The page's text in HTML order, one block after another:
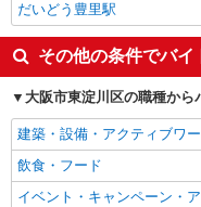
だいどう豊里駅
その他の条件でバ
大阪市東淀川区の職種から
建築・設備・アクティブワ
飲食・フード
イベント・キャンペーン・